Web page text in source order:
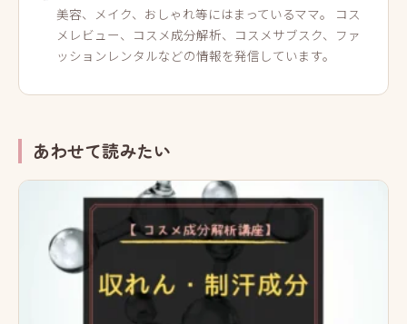
美容、メイク、おしゃれ等にはまっているママ。 コス
メレビュー、コスメ成分解析、コスメサブスク、ファ
ッションレンタルなどの情報を発信しています。
あわせて読みたい